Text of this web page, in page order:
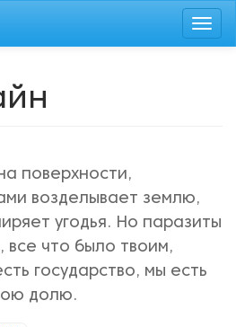
поверхности,
возделывает землю,
угодья. Но паразиты
все что было твоим,
государство, мы есть
долю.